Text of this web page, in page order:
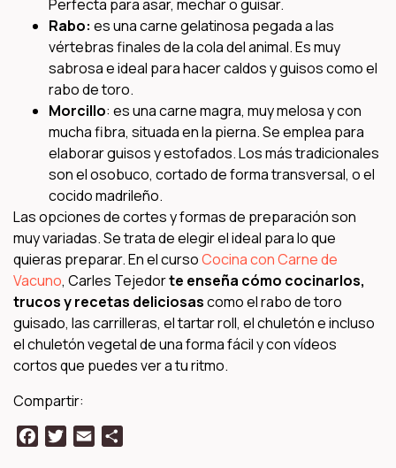
Perfecta para asar, mechar o guisar.
Rabo: es una carne gelatinosa pegada a las
vértebras finales de la cola del animal. Es muy
sabrosa e ideal para hacer caldos y guisos como el
rabo de toro.
Morcillo: es una carne magra, muy melosa y con
mucha fibra, situada en la pierna. Se emplea para
elaborar guisos y estofados. Los más tradicionales
son el osobuco, cortado de forma transversal, o el
cocido madrileño.
Las opciones de cortes y formas de preparación son
muy variadas. Se trata de elegir el ideal para lo que
quieras preparar. En el cursoCocina con Carne de
Vacuno, Carles Tejedorte enseña cómo cocinarlos,
trucos y recetas deliciosascomo el rabo de toro
guisado, las carrilleras, el tartar roll, el chuletón e incluso
el chuletón vegetal de una forma fácil y con vídeos
cortos que puedes ver a tu ritmo.
Compartir:
FacebookTwitter
Email